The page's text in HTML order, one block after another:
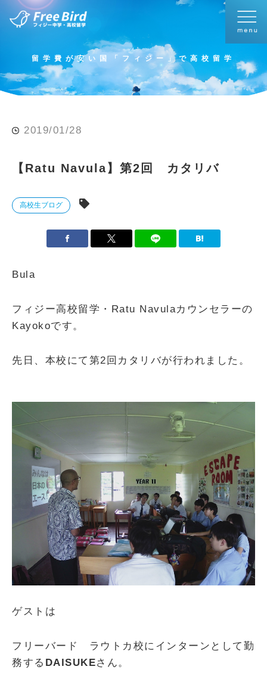
留学費が安い国「フィジー」で高校留学
2019/01/28
【Ratu Navula】第2回 カタリバ
高校生ブログ
Bula
フィジー高校留学・Ratu Navulaカウンセラーの
Kayokoです。
先日、本校にて第2回カタリバが行われました。
ゲストは
フリーバード ラウトカ校にインターンとして勤
務する DAISUKEさん。